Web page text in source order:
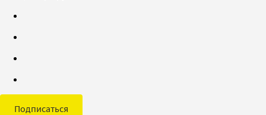
Подписаться